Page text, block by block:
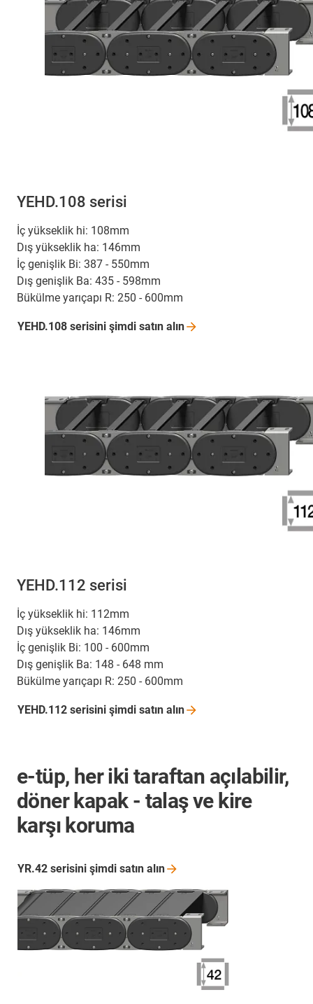
YEHD.108 serisi
İç yükseklik hi: 108mm
Dış yükseklik ha: 146mm
İç genişlik Bi: 387 - 550mm
Dış genişlik Ba: 435 - 598mm
Bükülme yarıçapı R: 250 - 600mm
YEHD.108 serisini şimdi satın alın
YEHD.112 serisi
İç yükseklik hi: 112mm
Dış yükseklik ha: 146mm
İç genişlik Bi: 100 - 600mm
Dış genişlik Ba: 148 - 648 mm
Bükülme yarıçapı R: 250 - 600mm
YEHD.112 serisini şimdi satın alın
e-tüp, her iki taraftan açılabilir,
döner kapak - talaş ve kire
karşı koruma
YR.42 serisini şimdi satın alın